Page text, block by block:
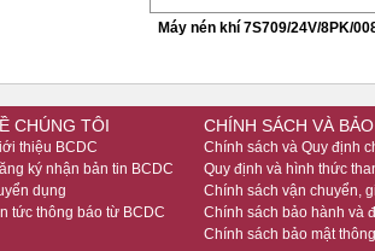
Máy nén khí 7S709/24V/8PK/
CHÚNG TÔI
thiệu BCDC
ký nhận bản tin BCDC
dụng
tức thông báo từ BCDC
CHÍNH SÁCH VÀ
Chính sách và Quy định
Quy định và hình thức
Chính sách vận chuyển,
Chính sách bảo hành và
Chính sách bảo mật